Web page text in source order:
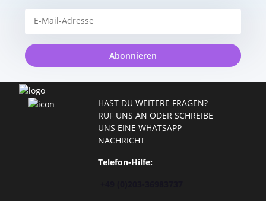
Abonnieren
HAST DU WEITERE FRAGEN?
RUF UNS AN ODER SCHREIBE
UNS EINE WHATSAPP
NACHRICHT
Telefon-Hilfe: